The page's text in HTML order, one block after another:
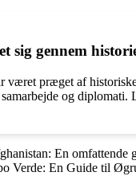
gennem
været præget af
og
En omfattende
Verde: En Guide til